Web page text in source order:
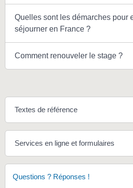
Quelles sont les démarches pour
séjourner en France ?
Comment renouveler le stage ?
Textes de référence
Services en ligne et formulaires
Questions ? Réponses !